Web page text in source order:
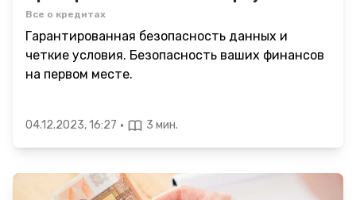
Все о кредитах
Гарантированная безопасность данных и
четкие условия. Безопасность ваших финансов
на первом месте.
04.12.2023, 16:27 · 3 мин.